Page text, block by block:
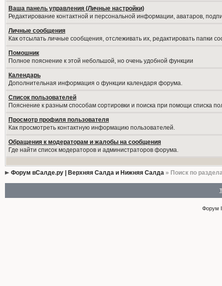
Ваша панель управления (Личные настройки)
Редактирование контактной и персональной информации, аватаров,
Личные сообщения
Как отсылать личные сообщения, отслеживать их, редактировать папки
Помошник
Полное пояснение к этой небольшой, но очень удобной функции
Календарь
Дополнительная информация о функции календаря форума.
Список пользователей
Пояснение к разным способам сортировки и поиска при помощи списка
Просмотр профиля пользователя
Как просмотреть контактную информацию пользователей.
Обращения к модераторам и жалобы на сообщения
Где найти список модераторов и администраторов форума.
Форум вСалде.ру | Верхняя Салда и Нижняя Салда» Поиск по
Форум